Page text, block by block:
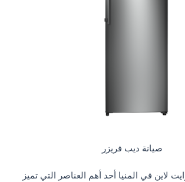
صيانة ديب فريزر
لاين في المنيا أحد أهم العناصر التي تميز